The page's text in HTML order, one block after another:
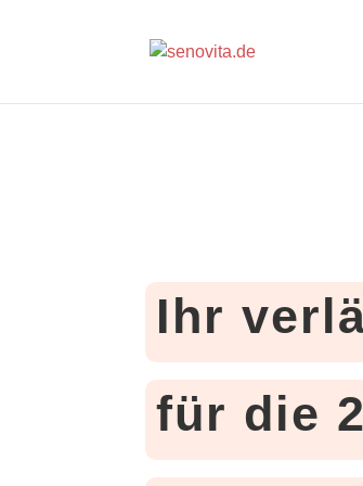
Ihr
für die